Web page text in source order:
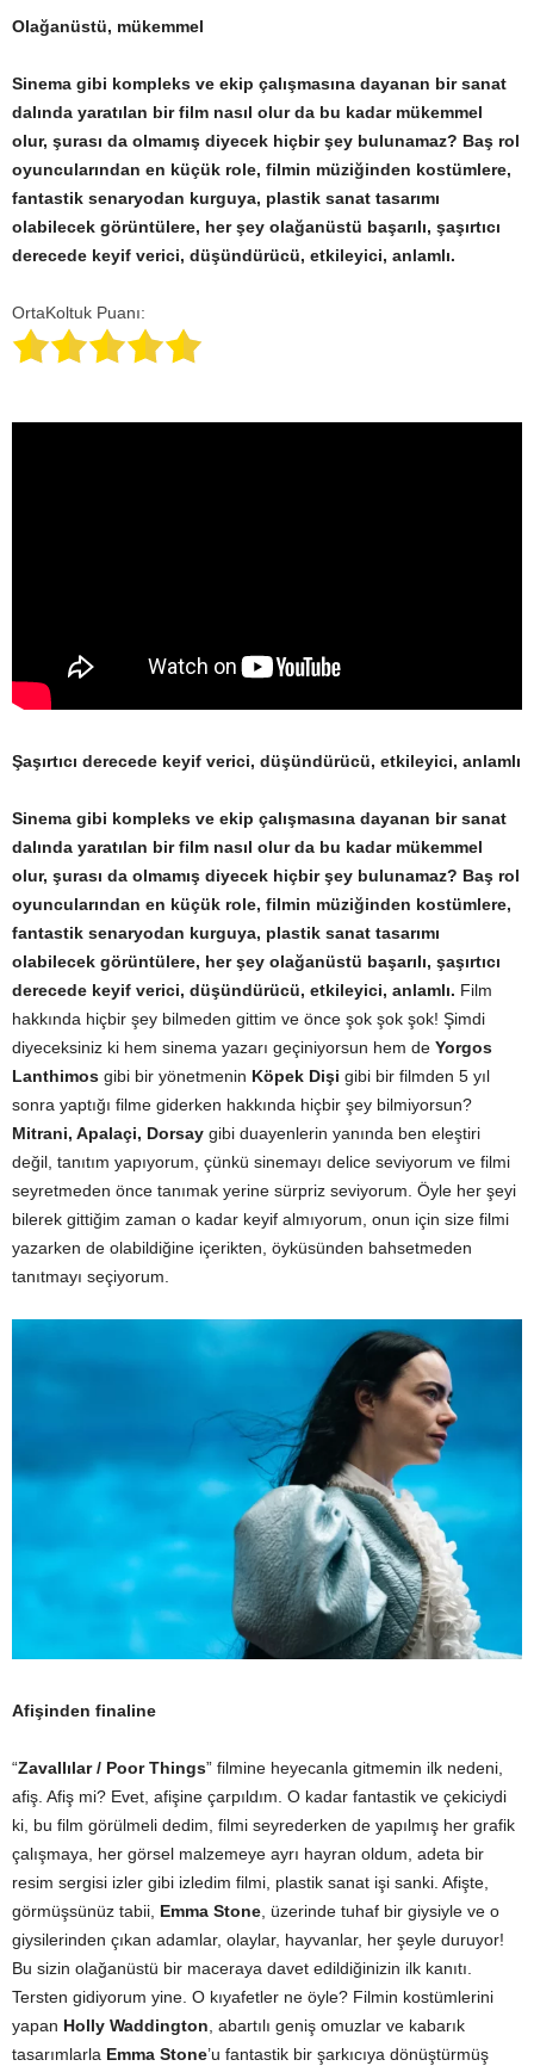
Olağanüstü, mükemmel
Sinema gibi kompleks ve ekip çalışmasına dayanan bir sanat
dalında yaratılan bir film nasıl olur da bu kadar mükemmel
olur, şurası da olmamış diyecek hiçbir şey bulunamaz? Baş rol
oyuncularından en küçük role, filmin müziğinden kostümlere,
fantastik senaryodan kurguya, plastik sanat tasarımı
olabilecek görüntülere, her şey olağanüstü başarılı, şaşırtıcı
derecede keyif verici, düşündürücü, etkileyici, anlamlı.
OrtaKoltuk Puanı:
Şaşırtıcı derecede keyif verici, düşündürücü, etkileyici, anlamlı
Sinema gibi kompleks ve ekip çalışmasına dayanan bir sanat
dalında yaratılan bir film nasıl olur da bu kadar mükemmel
olur, şurası da olmamış diyecek hiçbir şey bulunamaz? Baş rol
oyuncularından en küçük role, filmin müziğinden kostümlere,
fantastik senaryodan kurguya, plastik sanat tasarımı
olabilecek görüntülere, her şey olağanüstü başarılı, şaşırtıcı
derecede keyif verici, düşündürücü, etkileyici, anlamlı. Film
hakkında hiçbir şey bilmeden gittim ve önce şok şok şok! Şimdi
diyeceksiniz ki hem sinema yazarı geçiniyorsun hem de Yorgos
Lanthimos gibi bir yönetmenin Köpek Dişi gibi bir filmden 5 yıl
sonra yaptığı filme giderken hakkında hiçbir şey bilmiyorsun?
Mitrani, Apalaçi, Dorsay gibi duayenlerin yanında ben eleştiri
değil, tanıtım yapıyorum, çünkü sinemayı delice seviyorum ve filmi
seyretmeden önce tanımak yerine sürpriz seviyorum. Öyle her şeyi
bilerek gittiğim zaman o kadar keyif almıyorum, onun için size filmi
yazarken de olabildiğine içerikten, öyküsünden bahsetmeden
tanıtmayı seçiyorum.
Afişinden finaline
“Zavallılar / Poor Things” filmine heyecanla gitmemin ilk nedeni,
afiş. Afiş mi? Evet, afişine çarpıldım. O kadar fantastik ve çekiciydi
ki, bu film görülmeli dedim, filmi seyrederken de yapılmış her grafik
çalışmaya, her görsel malzemeye ayrı hayran oldum, adeta bir
resim sergisi izler gibi izledim filmi, plastik sanat işi sanki. Afişte,
görmüşsünüz tabii, Emma Stone , üzerinde tuhaf bir giysiyle ve o
giysilerinden çıkan adamlar, olaylar, hayvanlar, her şeyle duruyor!
Bu sizin olağanüstü bir maceraya davet edildiğinizin ilk kanıtı.
Tersten gidiyorum yine. O kıyafetler ne öyle? Filmin kostümlerini
yapan Holly Waddington , abartılı geniş omuzlar ve kabarık
tasarımlarla Emma Stone’u fantastik bir şarkıcıya dönüştürmüş